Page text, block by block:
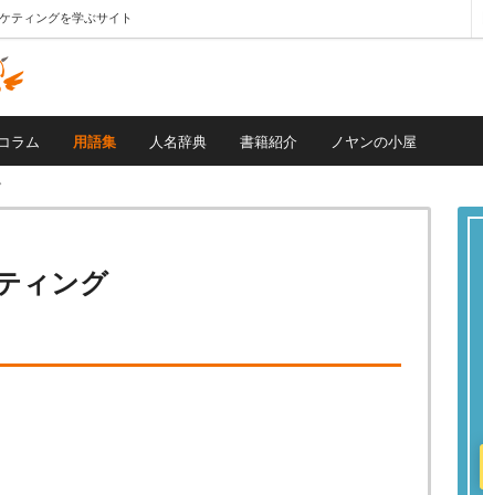
ティングを学ぶサイト
ラム 用語集 人名辞典 書籍紹介 ノヤンの小屋
ィング